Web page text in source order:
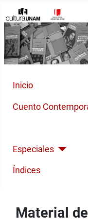
Inicio
Cuento
Especiales
Índices
Material